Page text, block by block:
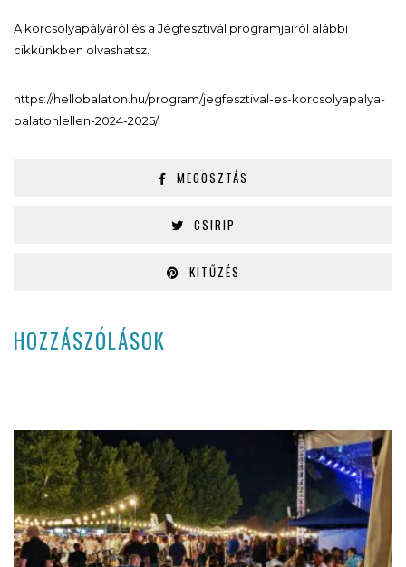
A korcsolyapályáról és a Jégfesztivál programjairól alábbi
cikkünkben olvashatsz.
https://hellobalaton.hu/program/jegfesztival-es-korcsolyapalya-
balatonlellen-2024-2025/
MEGOSZTÁS
CSIRIP
KITŰZÉS
HOZZÁSZÓLÁSOK